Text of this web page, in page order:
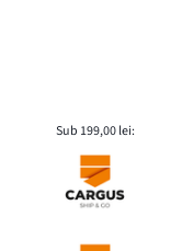
Sub 199,00 lei: